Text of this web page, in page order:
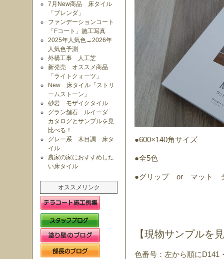
7月New商品 床タイル
「ブレンダ」
ファンデーションコート
「Fコート」施工写真
2025年人気色→2026年
人気色予測
外構工事 人工芝
新発売 オススメ商品
「ライトクォーツ」
New 床タイル「ストリ
ームストーン」
砂岩 モザイクタイル
グラン舗石 ルイーダ
カタログとサンプルを見
比べる！
グレー系 木目調 床タ
イル
農家の家におすすめした
い床タイル
オススメリンク
●600×140角サイズ
●全5色
●グリップ or マット
【現物サンプルを
色番号：左から順にD141